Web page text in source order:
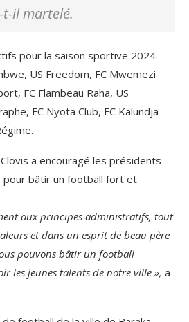
t-il martelé.
pour la saison sportive 2024-
US Freedom, FC Mwemezi
FC Flambeau Raha, US
FC Nyota Club, FC Kalundja
a encouragé les présidents
pour bâtir un football fort et
aux principes administratifs, tout
et dans un esprit de beau père
pouvons bâtir un football
les jeunes talents de notre ville », a-